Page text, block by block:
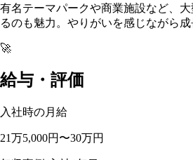
有名テーマパークや商業施設など、
るのも魅力。やりがいを感じながら成
🚀
給与・評価
入社時の月給
21万5,000円〜30万円